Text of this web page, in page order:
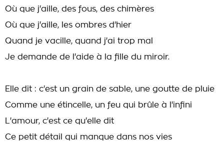
Où que j'aille, des fous, des chimères
Où que j'aille, les ombres d'hier
Quand je vacille, quand j'ai trop mal
Je demande de l'aide à la fille du miroir.
Elle dit : c'est un grain de sable, une goutte de pluie
Comme une étincelle, un feu qui brûle à l'infini
L'amour, c'est ce qu'elle dit
Ce petit détail qui manque dans nos vies